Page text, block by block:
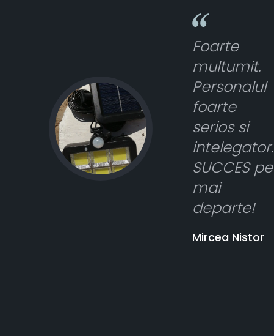
Mircea Nistor
Foarte
multumit.
Personalul
foarte
serios si
intelegator.
SUCCES pe
mai
departe!